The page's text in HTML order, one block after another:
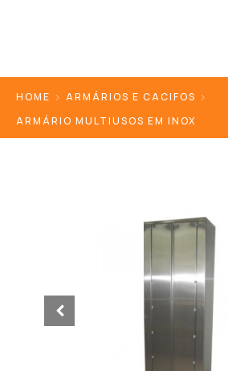
HOME
ARMÁRIOS E CACIFOS
ARMÁRIO MULTIUSOS EM INOX